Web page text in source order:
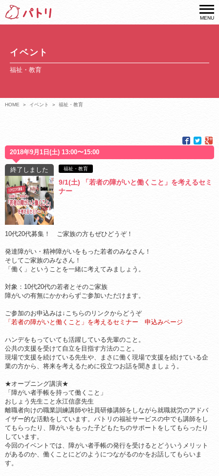
MENU
イベント
福祉・教育
HOME イベント 福祉・教育
2018年9月1日(土) 13:00〜15:00
終了しました 福祉・教育
9/1(土) 「若者の障がいと働くこと」を考えるセミ
ナー
10代20代募集！ ご家族の方もぜひどうぞ！
発達障がい・精神障がいをもった若者のみなさん！
そしてご家族のみなさん！
「働く」ということを一緒に考えてみましょう。
対象：10代20代の若者とそのご家族
障がいの有無にかかわらずご参加いただけます。
ご参加のお申込みは↓こちらのリンクからどうぞ
「若者の障がいと働くこと」を考えるセミナー 申込みページ
ハンデをもっていても活躍している先輩のこと。
公共の支援を受けて自立を目指す方法のこと。
現場で支援を続けている先生や、まさに働く現場で支援を続けている企
業の方から、将来を考えるために役立つお話を聞きましょう。
★オープニング講演★
「障がい者手帳を持って働くこと」
おしょう先生こと永江信彦先生
離職者向けの職業訓練講師や社員研修講師をしながら就職就労のアドバ
イザー的な活動をしています。パトリの福祉サービスの中でも講師をし
てもらったり、障がいをもった子どもたちのサポートをしてもらったり
しています。
今回のイベントでは、障がい者手帳の発行を受けるとどういうメリット
があるのか、働くことにどのようにつながるのかをお話してもらいま
す。